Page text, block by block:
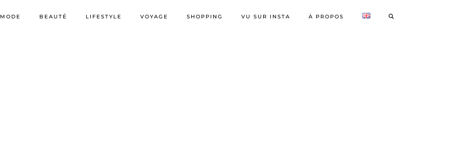
MODE BEAUTÉ LIFESTYLE VOYAGE SHOPPING VU SUR INSTA À PROPOS